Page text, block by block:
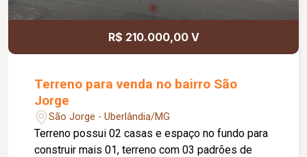
R$ 210.000,00 V
Terreno para venda no bairro São
Jorge
São Jorge - Uberlândia/MG
Terreno possui 02 casas e espaço no fundo para
construir mais 01, terreno com 03 padrões de